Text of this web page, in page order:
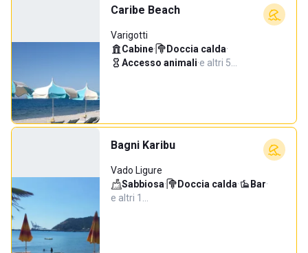
Caribe Beach
Varigotti
Cabine· Doccia calda·
Accesso animali·e altri 5…
Bagni Karibu
Vado Ligure
Sabbiosa· Doccia calda· Bar·
e altri 1…